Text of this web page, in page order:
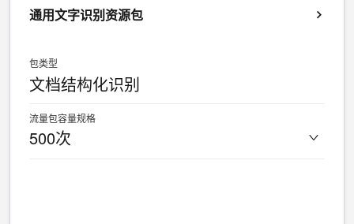
通用文字识别资源包
包类型
文档结构化识别
流量包容量规格
500次